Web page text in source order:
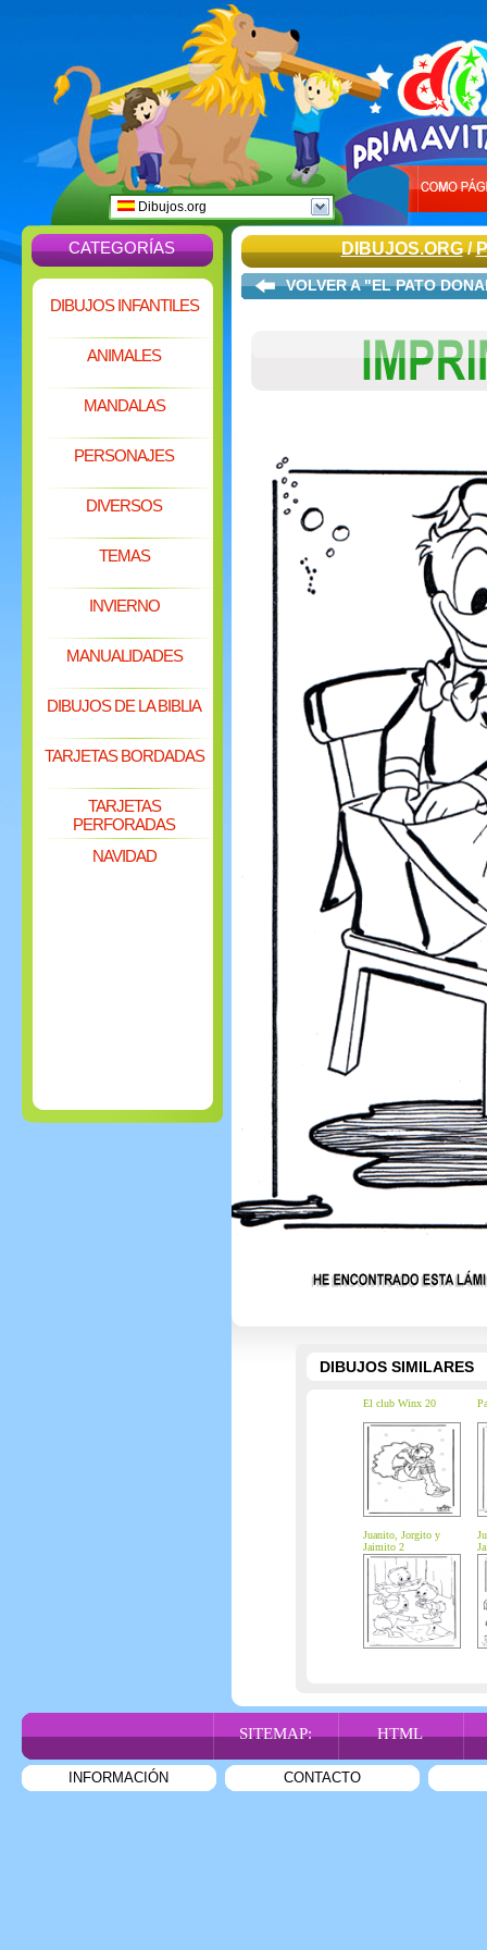
Dibujos.org
CATEGORÍAS
DIBUJOS INFANTILES
ANIMALES
MANDALAS
PERSONAJES
DIVERSOS
TEMAS
INVIERNO
MANUALIDADES
DIBUJOS DE LA BIBLIA
TARJETAS BORDADAS
TARJETAS
PERFORADAS
NAVIDAD
DIBUJOS.ORG/
VOLVER A "EL PATO
DIBUJOS SIMILARES
El club Winx 20
Juanito, Jorgito y
Jaimito 2
SITEMAP: HTML
INFORMACIÓN CONTACTO